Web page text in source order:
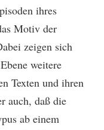
ihres
Motiv der
zeigen sich
weitere
Texten und ihren
auch, daß die
ab einem